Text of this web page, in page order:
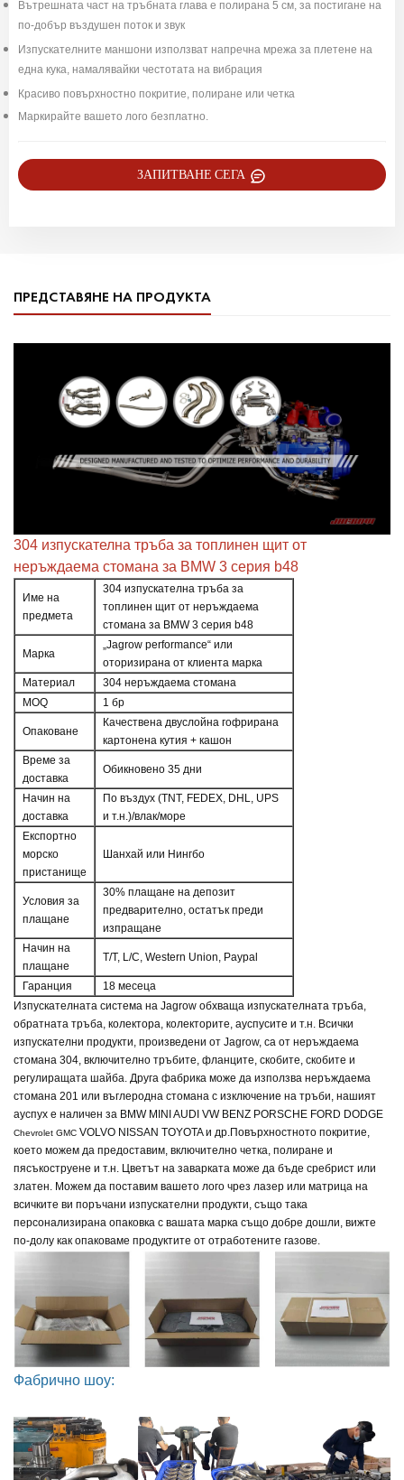
Вътрешната част на тръбната глава е полирана 5 см, за постигане на
по-добър въздушен поток и звук
Изпускателните маншони използват напречна мрежа за плетене на
една кука, намалявайки честотата на вибрация
Красиво повърхностно покритие, полиране или четка
Маркирайте вашето лого безплатно.
ЗАПИТВАНЕ СЕГА
ПРЕДСТАВЯНЕ НА ПРОДУКТА
304 изпускателна тръба за топлинен щит от
неръждаема стомана за BMW 3 серия b48
Име на
предмета
304 изпускателна тръба за
топлинен щит от неръждаема
стомана за BMW 3 серия b48
Марка
„Jagrow performance“ или
оторизирана от клиента марка
Материал
304 неръждаема стомана
MOQ
1 бр
Опаковане
Качествена двуслойна гофрирана
картонена кутия + кашон
Време за
доставка
Обикновено 35 дни
Начин на
доставка
По въздух (TNT, FEDEX, DHL, UPS
и т.н.)/влак/море
Експортно
морско
пристанище
Шанхай или Нингбо
Условия за
плащане
30% плащане на депозит
предварително, остатък преди
изпращане
Начин на
плащане
T/T, L/C, Western Union, Paypal
Гаранция
18 месеца
Изпускателната система на Jagrow обхваща изпускателната тръба,
обратната тръба, колектора, колекторите, ауспусите и т.н. Всички
изпускателни продукти, произведени от Jagrow, са от неръждаема
стомана 304, включително тръбите, фланците, скобите, скобите и
регулиращата шайба. Друга фабрика може да използва неръждаема
стомана 201 или въглеродна стомана с изключение на тръби, нашият
ауспух е наличен за BMW MINI AUDI VW BENZ PORSCHE FORD DODGE
Chevrolet GMC VOLVO NISSAN TOYOTA и др. Повърхностното покритие,
което можем да предоставим, включително четка, полиране и
пясъкоструене и т.н. Цветът на заварката може да бъде сребрист или
златен. Можем да поставим вашето лого чрез лазер или матрица на
всичките ви поръчани изпускателни продукти, също така
персонализирана опаковка с вашата марка също добре дошли, вижте
по-долу как опаковаме продуктите от отработените газове.
Фабрично шоу: